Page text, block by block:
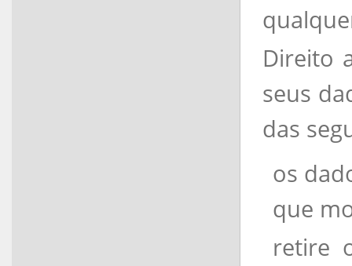
Direito
seus
das
os
que
retire